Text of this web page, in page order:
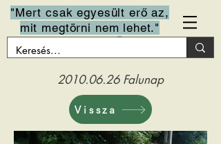
"Mert csak egyesült erő az,
mit megtörni nem lehet."
2010.06.26Falunap
Vissza